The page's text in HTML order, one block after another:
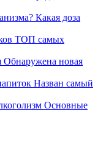
Какая доза
ТОП самых
Обнаружена новая
Назван самый
Основные